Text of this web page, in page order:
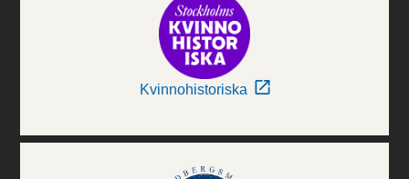
Kvinnohistoriska